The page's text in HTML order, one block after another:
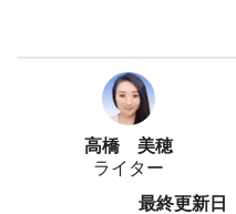
高橋 美穂
ライター
最終更新日